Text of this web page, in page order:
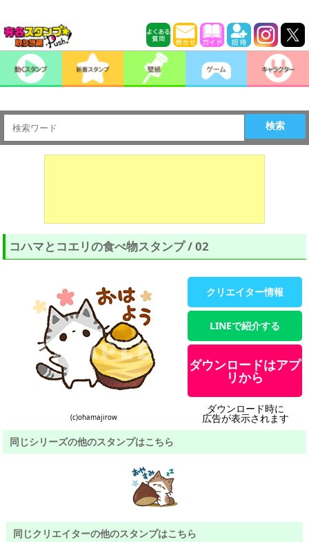
検索
コハマとコエリの食べ物スタンプ / 02
(c)ohamajirow
クリエイター情報
LINEで紹介する
ダウンロードはアプ
リから
ダウンロード時に
広告が表示されます
同じシリーズの他のスタンプはこちら
同じクリエイターの他のスタンプはこちら